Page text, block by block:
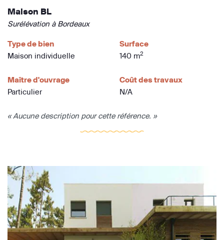
Maison BL
Surélévation à Bordeaux
Type de bien
Maison individuelle
Surface
140 m2
Maître d'ouvrage
Particulier
Coût des travaux
N/A
« Aucune description pour cette référence. »